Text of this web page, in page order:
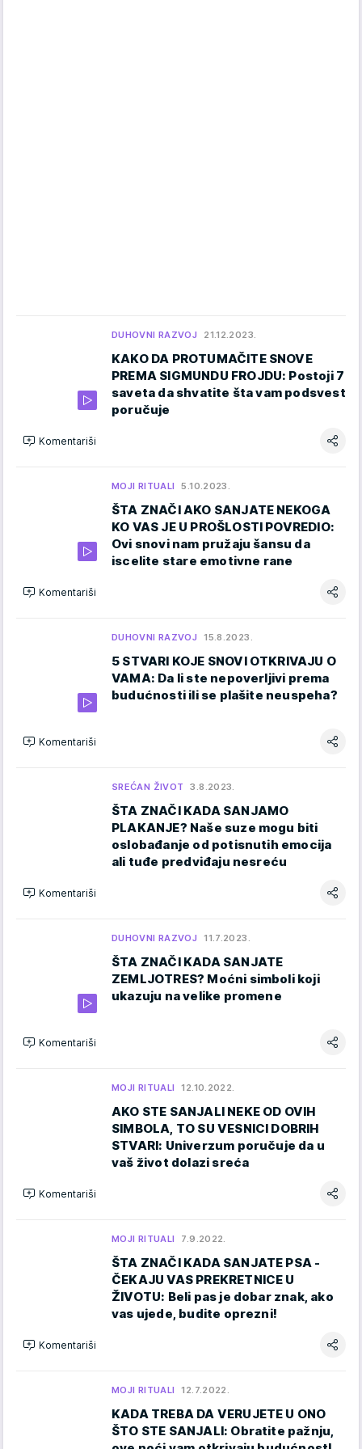
DUHOVNI RAZVOJ 21.12.2023.
KAKO DA PROTUMAČITE SNOVE
PREMA SIGMUNDU FROJDU: Postoji 7
saveta da shvatite šta vam podsvest
poručuje
Komentariši
MOJI RITUALI 5.10.2023.
ŠTA ZNAČI AKO SANJATE NEKOGA
KO VAS JE U PROŠLOSTI POVREDIO:
Ovi snovi nam pružaju šansu da
iscelite stare emotivne rane
Komentariši
DUHOVNI RAZVOJ 15.8.2023.
5 STVARI KOJE SNOVI OTKRIVAJU O
VAMA: Da li ste nepoverljivi prema
budućnosti ili se plašite neuspeha?
Komentariši
SREĆAN ŽIVOT 3.8.2023.
ŠTA ZNAČI KADA SANJAMO
PLAKANJE? Naše suze mogu biti
oslobađanje od potisnutih emocija
ali tuđe predviđaju nesreću
Komentariši
DUHOVNI RAZVOJ 11.7.2023.
ŠTA ZNAČI KADA SANJATE
ZEMLJOTRES? Moćni simboli koji
ukazuju na velike promene
Komentariši
MOJI RITUALI 12.10.2022.
AKO STE SANJALI NEKE OD OVIH
SIMBOLA, TO SU VESNICI DOBRIH
STVARI: Univerzum poručuje da u
vaš život dolazi sreća
Komentariši
MOJI RITUALI 7.9.2022.
ŠTA ZNAČI KADA SANJATE PSA -
ČEKAJU VAS PREKRETNICE U
ŽIVOTU: Beli pas je dobar znak, ako
vas ujede, budite oprezni!
Komentariši
MOJI RITUALI 12.7.2022.
KADA TREBA DA VERUJETE U ONO
ŠTO STE SANJALI: Obratite pažnju,